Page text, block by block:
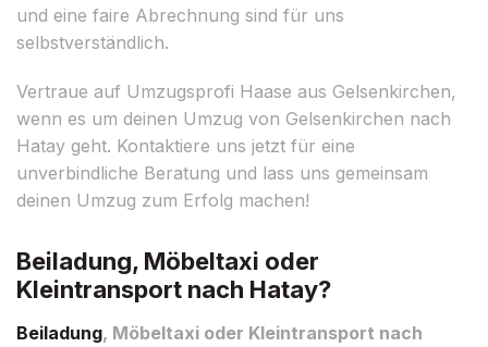
und eine faire Abrechnung sind für uns
selbstverständlich.
Vertraue auf Umzugsprofi Haase aus Gelsenkirchen,
wenn es um deinen Umzug von Gelsenkirchen nach
Hatay geht. Kontaktiere uns jetzt für eine
unverbindliche Beratung und lass uns gemeinsam
deinen Umzug zum Erfolg machen!
Beiladung, Möbeltaxi oder
Kleintransport nach Hatay?
Beiladung, Möbeltaxi oder Kleintransport nach